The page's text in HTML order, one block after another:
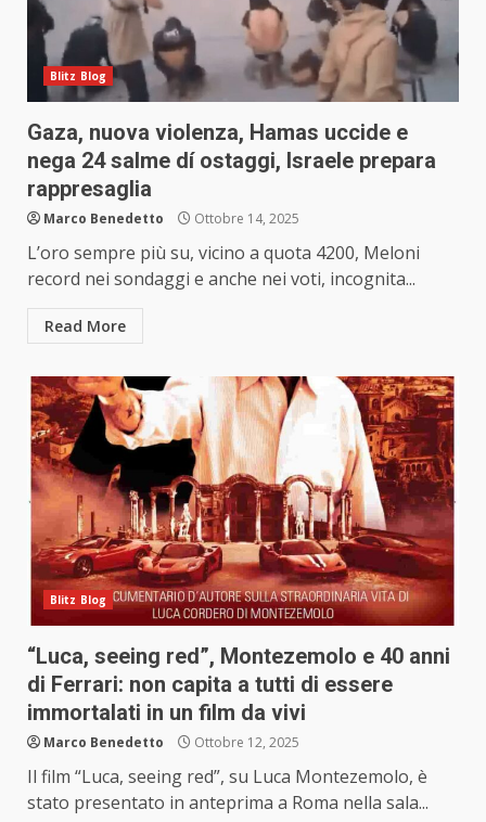
Blitz Blog
Gaza, nuova violenza, Hamas uccide e
nega 24 salme dí ostaggi, Israele prepara
rappresaglia
Marco Benedetto Ottobre 14, 2025
L’oro sempre più su, vicino a quota 4200, Meloni
record nei sondaggi e anche nei voti, incognita...
Read More
Blitz Blog
“Luca, seeing red”, Montezemolo e 40 anni
di Ferrari: non capita a tutti di essere
immortalati in un film da vivi
Marco Benedetto Ottobre 12, 2025
Il film “Luca, seeing red”, su Luca Montezemolo, è
stato presentato in anteprima a Roma nella sala...